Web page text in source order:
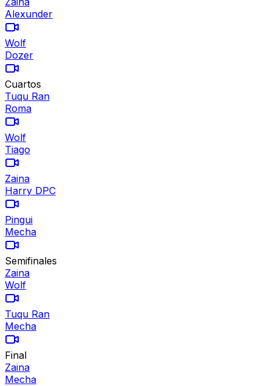
Alexunder
Wolf
Dozer
Cuartos
Tuqu Ran
Roma
Wolf
Tiago
Zaina
Harry DPC
Pingui
Mecha
Semifinales
Zaina
Wolf
Tuqu Ran
Mecha
Final
Zaina
Mecha